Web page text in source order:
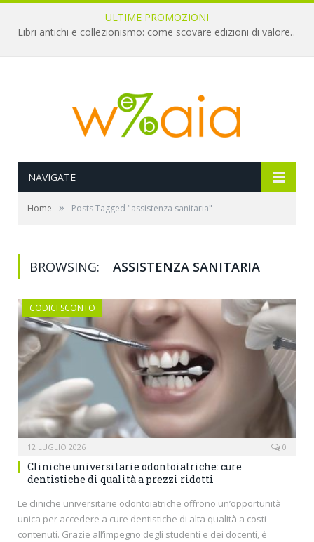
ULTIME PROMOZIONI
Libri antichi e collezionismo: come scovare edizioni di valore a pochi euro
NAVIGATE
Home » Posts Tagged "assistenza sanitaria"
BROWSING: ASSISTENZA SANITARIA
CODICI SCONTO
12 LUGLIO 2026 0
Cliniche universitarie odontoiatriche: cure
dentistiche di qualità a prezzi ridotti
Le cliniche universitarie odontoiatriche offrono un’opportunità
unica per accedere a cure dentistiche di alta qualità a costi
contenuti. Grazie all’impegno degli studenti e dei docenti, è